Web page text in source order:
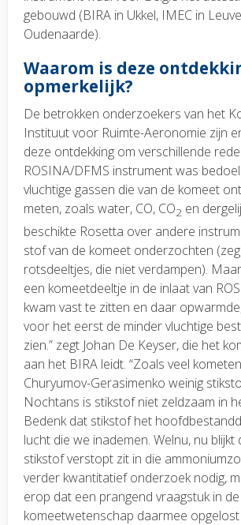
gebouwd (BIRA in Ukkel, IMEC in
Oudenaarde).
Waarom is deze
opmerkelijk?
De betrokken onderzoekers van het
Instituut voor Ruimte-Aeronomie zijn
deze ontdekking om verschillende
ROSINA/DFMS instrument was
vluchtige gassen die van de komeet
meten, zoals water, CO, CO2 en
beschikte Rosetta over andere
stof van de komeet onderzochten
rotsdeeltjes, die niet verdampen).
een komeetdeeltje in de inlaat van
kwam vast te zitten en daar
voor het eerst de minder vluchtige
zien.” zegt Johan De Keyser, die het
aan het BIRA leidt. “Zoals veel
Churyumov-Gerasimenko weinig
Nochtans is stikstof niet zeldzaam in
Bedenk dat stikstof het
lucht die we inademen. Welnu, nu blijkt
stikstof verstopt zit in die
verder kwantitatief onderzoek nodig,
erop dat een prangend vraagstuk in de
komeetwetenschap daarmee opgelost